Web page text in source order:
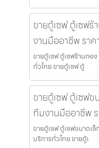
ขายตู้เซฟ ตู้เซฟ
งานมืออาชีพ รา
ขายตู้เซฟ ตู้เซฟร้านทอ
ทั่วไทย ขายตู้เซฟ ตู้
ขายตู้เซฟ ตู้เซฟ
ทีมงานมืออาชีพ
ขายตู้เซฟ ตู้เซฟขนาดเ
บริการทั่วไทย ขายตู้เ